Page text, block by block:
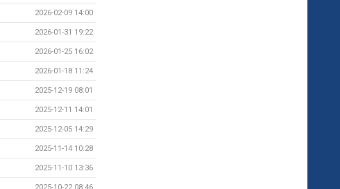
2026-02-09 14:00
2026-01-31 19:22
2026-01-25 16:02
2026-01-18 11:24
2025-12-19 08:01
2025-12-11 14:01
2025-12-05 14:29
2025-11-14 10:28
2025-11-10 13:36